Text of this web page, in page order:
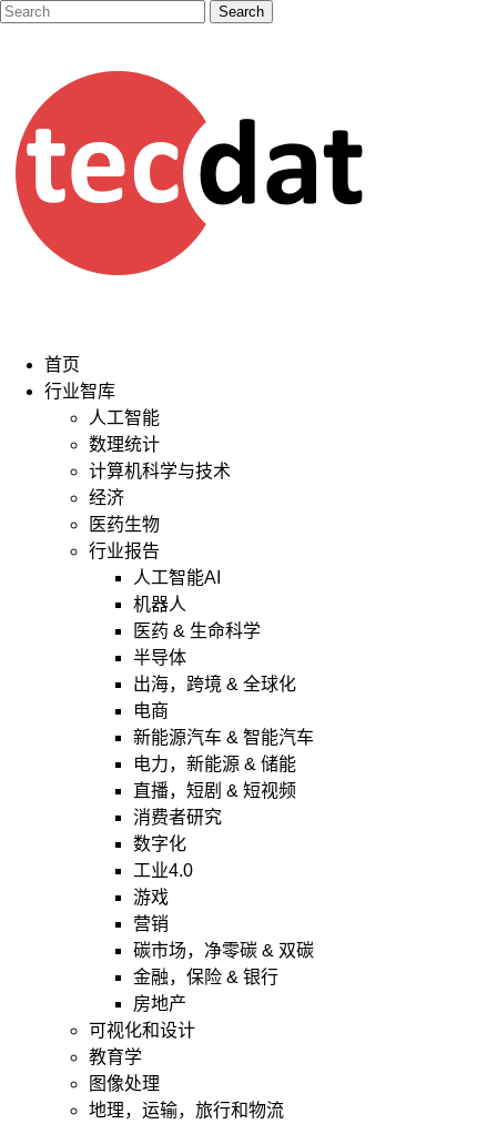
首页
行业智库
人工智能
数理统计
计算机科学与技术
经济
医药生物
行业报告
人工智能AI
机器人
医药 & 生命科学
半导体
出海，跨境 & 全球化
电商
新能源汽车 & 智能汽车
电力，新能源 & 储能
直播，短剧 & 短视频
消费者研究
数字化
工业4.0
游戏
营销
碳市场，净零碳 & 双碳
金融，保险 & 银行
房地产
可视化和设计
教育学
图像处理
地理，运输，旅行和物流